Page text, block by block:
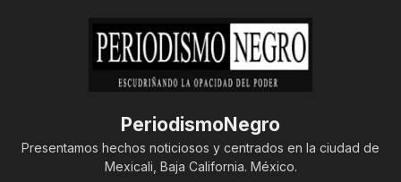
PeriodismoNegro
Presentamos hechos noticiosos y centrados en la ciudad de
Mexicali, Baja California. México.